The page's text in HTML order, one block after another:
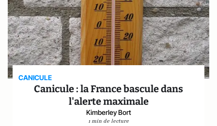
CANICULE
Canicule : la France bascule dans
l'alerte maximale
Kimberley Bort
1 min de lecture